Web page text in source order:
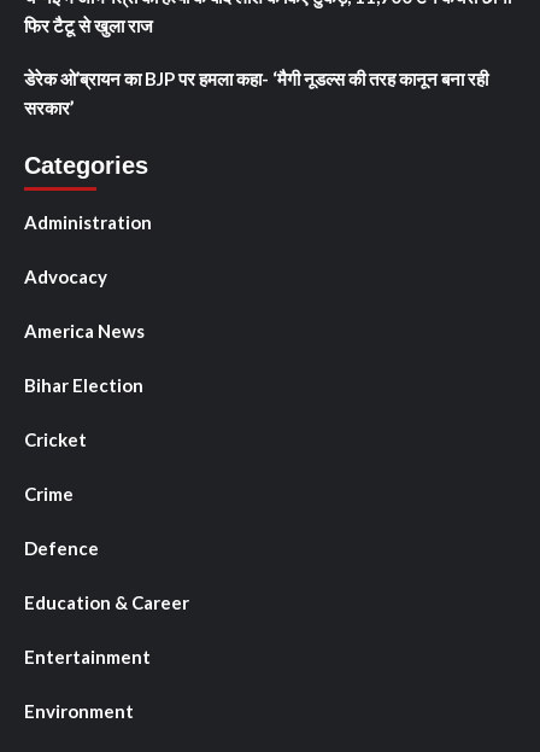
फिर टैटू से खुला राज
डेरेक ओ’ब्रायन का BJP पर हमला कहा- ‘मैगी नूडल्स की तरह कानून बना रही
सरकार’
Categories
Administration
Advocacy
America News
Bihar Election
Cricket
Crime
Defence
Education & Career
Entertainment
Environment